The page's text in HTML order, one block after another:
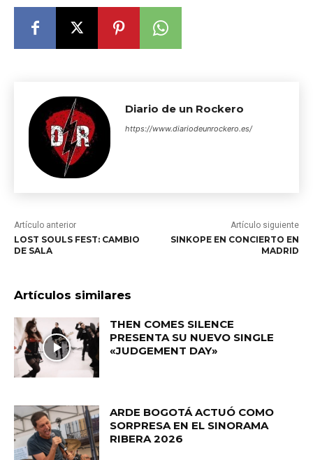
Diario de un Rockero
https://www.diariodeunrockero.es/
Artículo anterior
LOST SOULS FEST: CAMBIO
DE SALA
Artículo siguiente
SINKOPE EN CONCIERTO EN
MADRID
Artículos similares
THEN COMES SILENCE
PRESENTA SU NUEVO SINGLE
«JUDGEMENT DAY»
ARDE BOGOTÁ ACTUÓ COMO
SORPRESA EN EL SINORAMA
RIBERA 2026